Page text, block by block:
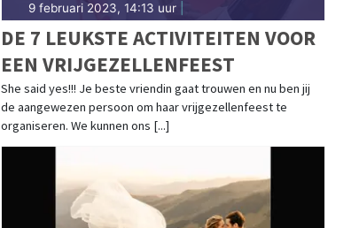
9 februari 2023, 14:13 uur|
DE 7 LEUKSTE ACTIVITEITEN VOOR
EEN VRIJGEZELLENFEEST
She said yes!!! Je beste vriendin gaat trouwen en nu ben jij
de aangewezen persoon om haar vrijgezellenfeest te
organiseren. We kunnen ons [...]